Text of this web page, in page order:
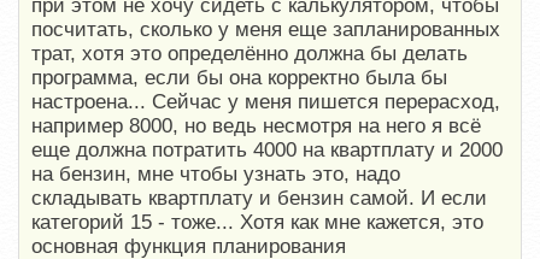
при этом не хочу сидеть с калькулятором, чтобы
посчитать, сколько у меня еще запланированных
трат, хотя это определённо должна бы делать
программа, если бы она корректно была бы
настроена... Сейчас у меня пишется перерасход,
например 8000, но ведь несмотря на него я всё
еще должна потратить 4000 на квартплату и 2000
на бензин, мне чтобы узнать это, надо
складывать квартплату и бензин самой. И если
категорий 15 - тоже... Хотя как мне кажется, это
основная функция планирования